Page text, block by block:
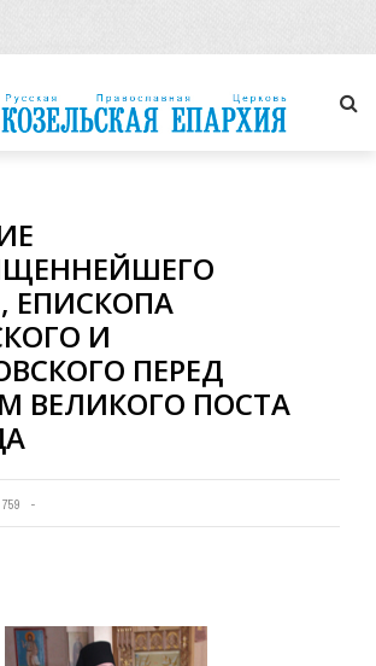
ЕПИСКОПА
И
ПЕРЕД
ВЕЛИКОГО ПОСТА
759